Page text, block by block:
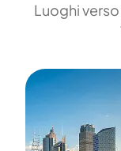
Luoghi